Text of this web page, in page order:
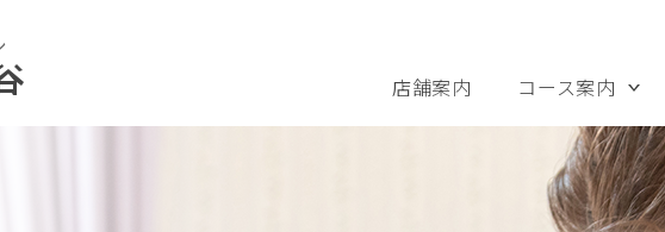
店舗案内 コース案内